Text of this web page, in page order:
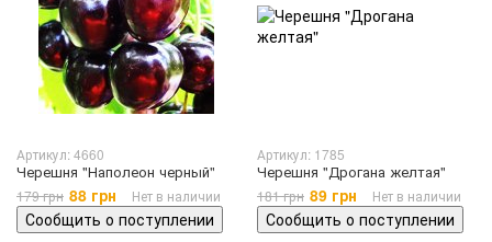
Артикул: 4660
Черешня "Наполеон черный"
179 грн 88 грн Нет в наличии
Сообщить о поступлении
Артикул: 1785
Черешня "Дрогана желтая"
181 грн 89 грн Нет в наличии
Сообщить о поступлении